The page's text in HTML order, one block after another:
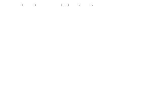
amizade social, tanto nas nossas